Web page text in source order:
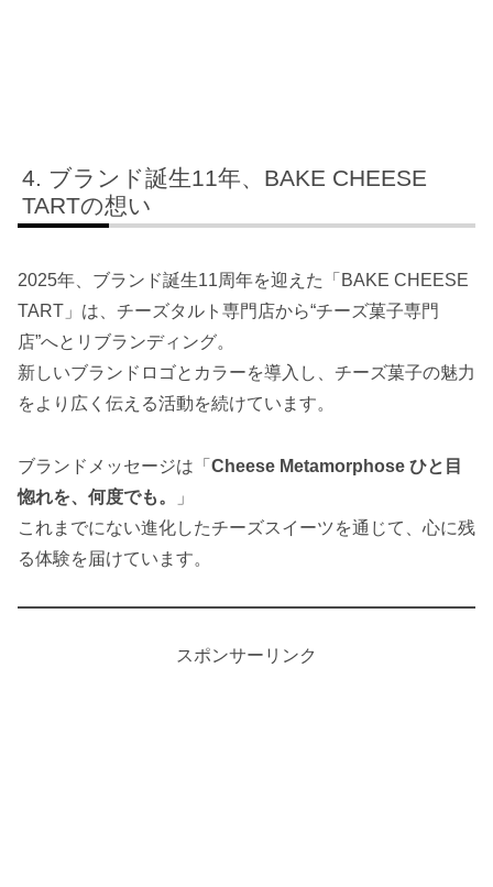
ブランド誕生11年、BAKE CHEESE
TARTの想い
2025年、ブランド誕生11周年を迎えた「BAKE CHEESE
TART」は、チーズタルト専門店から“チーズ菓子専門
店”へとリブランディング。
新しいブランドロゴとカラーを導入し、チーズ菓子の魅力
をより広く伝える活動を続けています。
ブランドメッセージは「 Cheese Metamorphose ひと目
惚れを、何度でも。
」
これまでにない進化したチーズスイーツを通じて、心に残
る体験を届けています。
スポンサーリンク